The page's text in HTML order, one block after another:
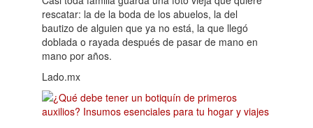
rescatar: la de la boda de los abuelos, la del
bautizo de alguien que ya no está, la que llegó
doblada o rayada después de pasar de mano en
mano por años.
Lado.mx